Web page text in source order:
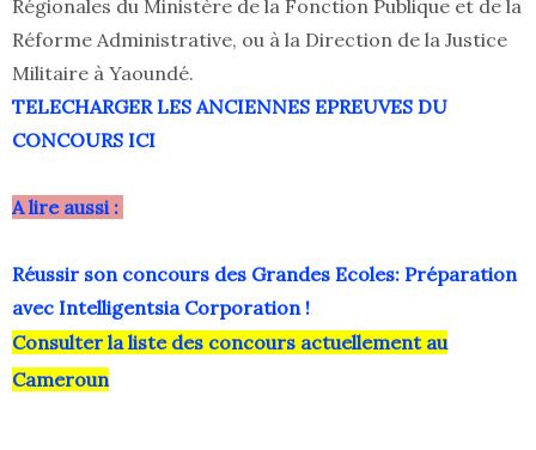
Régionales du Ministère de la Fonction Publique et de la
Réforme Administrative, ou à la Direction de la Justice
Militaire à Yaoundé.
TELECHARGER LES ANCIENNES EPREUVES DU
CONCOURS ICI
A lire aussi :
Réussir son concours des Grandes Ecoles: Préparation
avec Intelligentsia Corporation !
Consulter la liste des concours actuellement au
Cameroun